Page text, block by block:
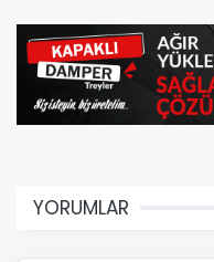
YORUMLAR